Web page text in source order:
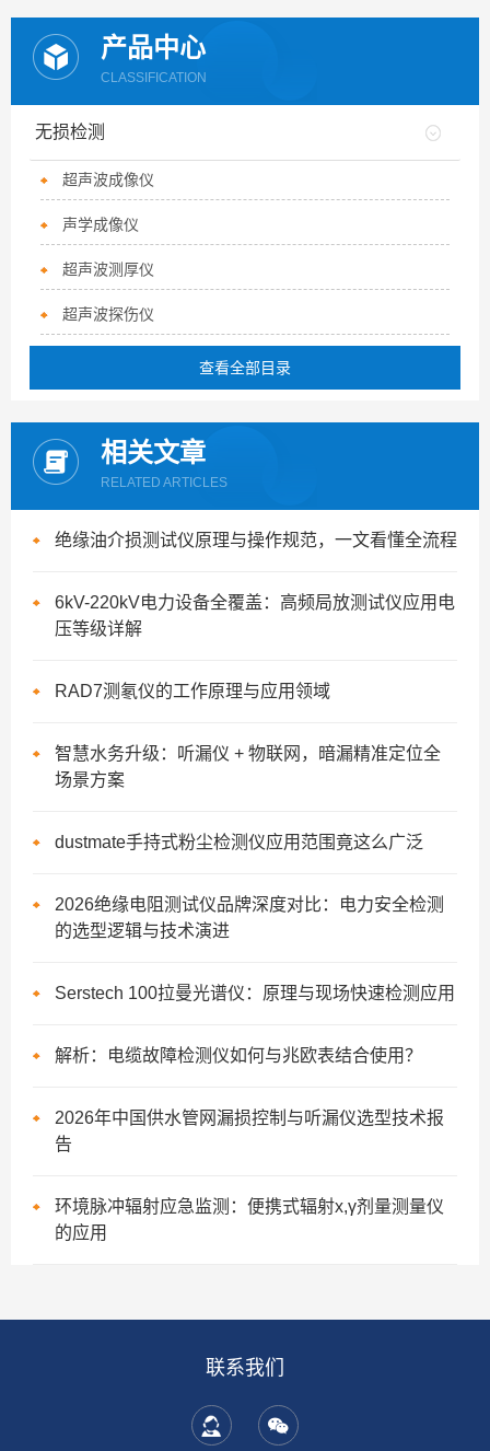
产品中心
CLASSIFICATION
无损检测
超声波成像仪
声学成像仪
超声波测厚仪
超声波探伤仪
查看全部目录
相关文章
RELATED ARTICLES
绝缘油介损测试仪原理与操作规范，一文看懂全流程
6kV-220kV电力设备全覆盖：高频局放测试仪应用电
压等级详解
RAD7测氡仪的工作原理与应用领域
智慧水务升级：听漏仪 + 物联网，暗漏精准定位全
场景方案
dustmate手持式粉尘检测仪应用范围竟这么广泛
2026绝缘电阻测试仪品牌深度对比：电力安全检测
的选型逻辑与技术演进
Serstech 100拉曼光谱仪：原理与现场快速检测应用
解析：电缆故障检测仪如何与兆欧表结合使用？
2026年中国供水管网漏损控制与听漏仪选型技术报
告
环境脉冲辐射应急监测：便携式辐射x,γ剂量测量仪
的应用
联系我们